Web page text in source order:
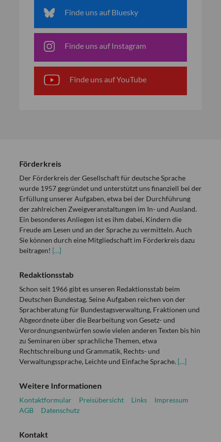
Finde uns auf Bluesky
Finde uns auf Instagram
Finde uns auf YouTube
Förderkreis
Der Förderkreis der Gesellschaft für deutsche Sprache
wurde 1957 gegründet und unterstützt uns finanziell bei der
Erfüllung unserer Aufgaben, etwa bei der Durchführung
der zahlreichen Zweigveranstaltungen im In- und Ausland.
Ein besonderes Anliegen ist es ihm dabei, Kindern die
Freude am Lesen und an der Sprache zu vermitteln. Auch
Sie können durch eine Mitgliedschaft im Förderkreis dazu
beitragen! […]
Redaktionsstab
Schon seit 1966 gibt es unseren Redaktionsstab beim
Deutschen Bundestag. Seine Aufgaben reichen von der
Sprachberatung für Bundestagsverwaltung, Fraktionen und
Abgeordnete über die Bearbeitung von Gesetz- und
Verordnungsentwürfen sowie vielen anderen Texten bis hin
zu Seminaren über sprachliche Themen, etwa
Rechtschreibung und Grammatik, Rechts- und
Verwaltungssprache, Leichte und Einfache Sprache. […]
Weitere Informationen
Kontaktformular Preisübersicht Links
Impressum
AGB
Datenschutz
Kontakt